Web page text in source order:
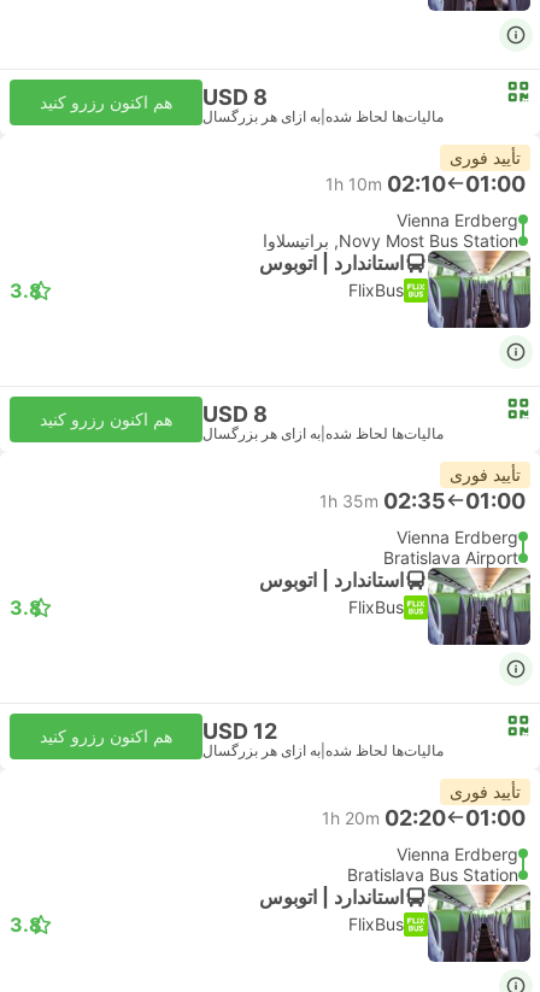
USD 8
مالیات‌ها لحاظ شده به ازای هر بزرگسال
هم اکنون رزرو کنید
تأیید فوری
01:00
02:10
1h 10m
Vienna Erdberg
Novy Most Bus Station, براتیسلاوا
استاندارد | اتوبوس
FlixBus
3.8
USD 8
مالیات‌ها لحاظ شده به ازای هر بزرگسال
هم اکنون رزرو کنید
تأیید فوری
01:00
02:35
1h 35m
Vienna Erdberg
Bratislava Airport
استاندارد | اتوبوس
FlixBus
3.8
USD 12
مالیات‌ها لحاظ شده به ازای هر بزرگسال
هم اکنون رزرو کنید
تأیید فوری
01:00
02:20
1h 20m
Vienna Erdberg
Bratislava Bus Station
استاندارد | اتوبوس
FlixBus
3.8